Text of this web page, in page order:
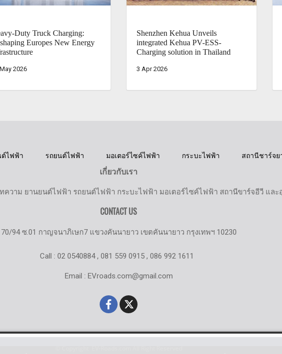
Duty Truck Charging:
Europes New Energy
2026
Shenzhen Kehua Unveils
integrated Kehua PV-ESS-
Charging solution in Thailand
3 Apr 2026
ไฟฟ้า รถยนต์ไฟฟ้า มอเตอร์ไซค์ไฟฟ้า กระบะไฟฟ้า สถานีชาร์จ
เกี่ยวกับเรา
ทความ ยานยนต์ไฟฟ้า รถยนต์ไฟฟ้า กระบะไฟฟ้า มอเตอร์ไซค์ไฟฟ้า สถานีขาร์จอีวี แล
CONTACT US
70/94 ซ.01 กาญจนาภิเษก7 แขวงคันนายาว เขตคันนายาว กรุงเทพฯ 10230
Call : 02 0540884 , 081 559 0915 , 086 992 1611
Email : EVroads.com@gmail.com